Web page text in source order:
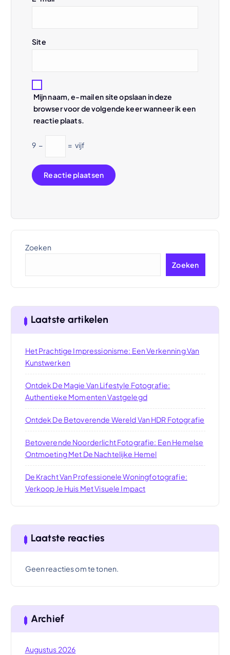
Site
Mijn naam, e-mail en site opslaan in deze
browser voor de volgende keer wanneer ik een
reactie plaats.
9 − = vijf
Zoeken
Zoeken
Laatste artikelen
Het Prachtige Impressionisme: Een Verkenning Van
Kunstwerken
Ontdek De Magie Van Lifestyle Fotografie:
Authentieke Momenten Vastgelegd
Ontdek De Betoverende Wereld Van HDR Fotografie
Betoverende Noorderlicht Fotografie: Een Hemelse
Ontmoeting Met De Nachtelijke Hemel
De Kracht Van Professionele Woningfotografie:
Verkoop Je Huis Met Visuele Impact
Laatste reacties
Geen reacties om te tonen.
Archief
Augustus 2026